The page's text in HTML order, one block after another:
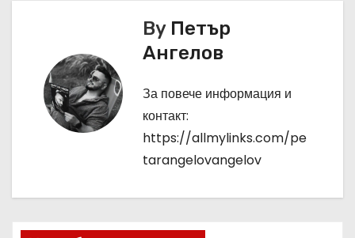
By Петър
Ангелов
За повече информация и
контакт:
https://allmylinks.com/pe
tarangelovangelov